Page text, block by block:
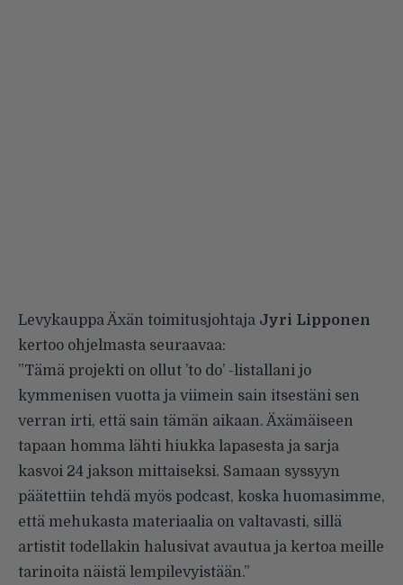
Levykauppa Äxän toimitusjohtaja Jyri Lipponen
kertoo ohjelmasta seuraavaa:
”Tämä projekti on ollut ’to do’ -listallani jo
kymmenisen vuotta ja viimein sain itsestäni sen
verran irti, että sain tämän aikaan. Äxämäiseen
tapaan homma lähti hiukka lapasesta ja sarja
kasvoi 24 jakson mittaiseksi. Samaan syssyyn
päätettiin tehdä myös podcast, koska huomasimme,
että mehukasta materiaalia on valtavasti, sillä
artistit todellakin halusivat avautua ja kertoa meille
tarinoita näistä lempilevyistään.”